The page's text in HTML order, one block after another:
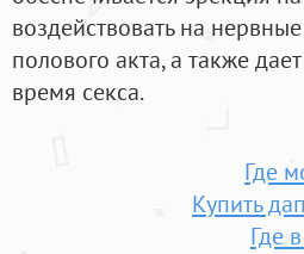
воздействовать на
полового акта, а также
время секса.
Где
Купить
Где